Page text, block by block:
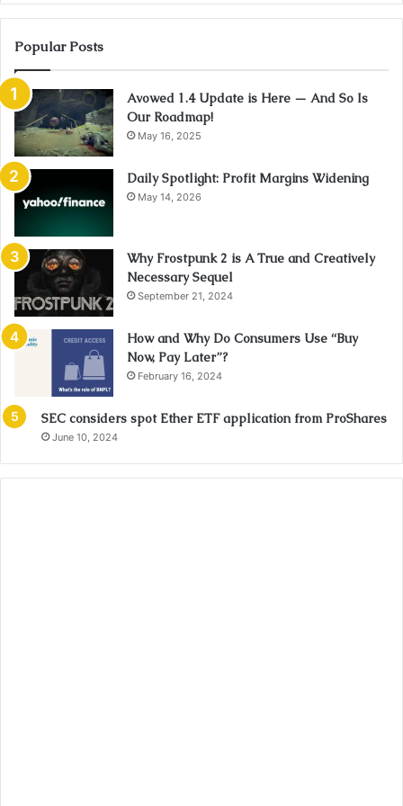
Popular Posts
Avowed 1.4 Update is Here — And So Is
Our Roadmap!
May 16, 2025
Daily Spotlight: Profit Margins Widening
May 14, 2026
Why Frostpunk 2 is A True and Creatively
Necessary Sequel
September 21, 2024
How and Why Do Consumers Use “Buy
Now, Pay Later”?
February 16, 2024
SEC considers spot Ether ETF application from ProShares
June 10, 2024